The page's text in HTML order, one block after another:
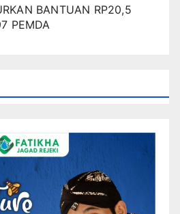
BANTUAN RP20,5
PEMDA